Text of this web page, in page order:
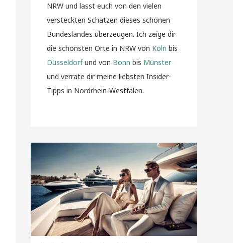
NRW und lasst euch von den vielen
versteckten Schätzen dieses schönen
Bundeslandes überzeugen. Ich zeige dir
die schönsten Orte in NRW von Köln bis
Düsseldorfund von Bonn bis Münster
und verrate dir meine liebsten Insider-
Tipps in Nordrhein-Westfalen.